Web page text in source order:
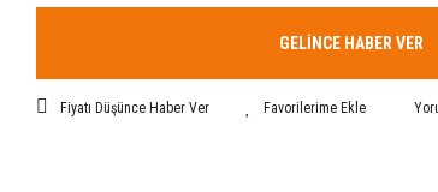
GELİNCE HABER VER
Fiyatı Düşünce Haber Ver